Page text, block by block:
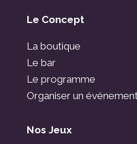
Le Concept
La boutique
Le bar
Le programme
Organiser un
Nos Jeux